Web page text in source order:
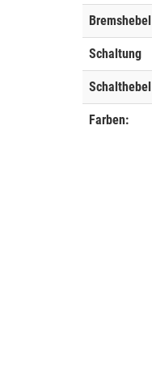
Bremshebel
Schaltung
Schalthebel
Farben: